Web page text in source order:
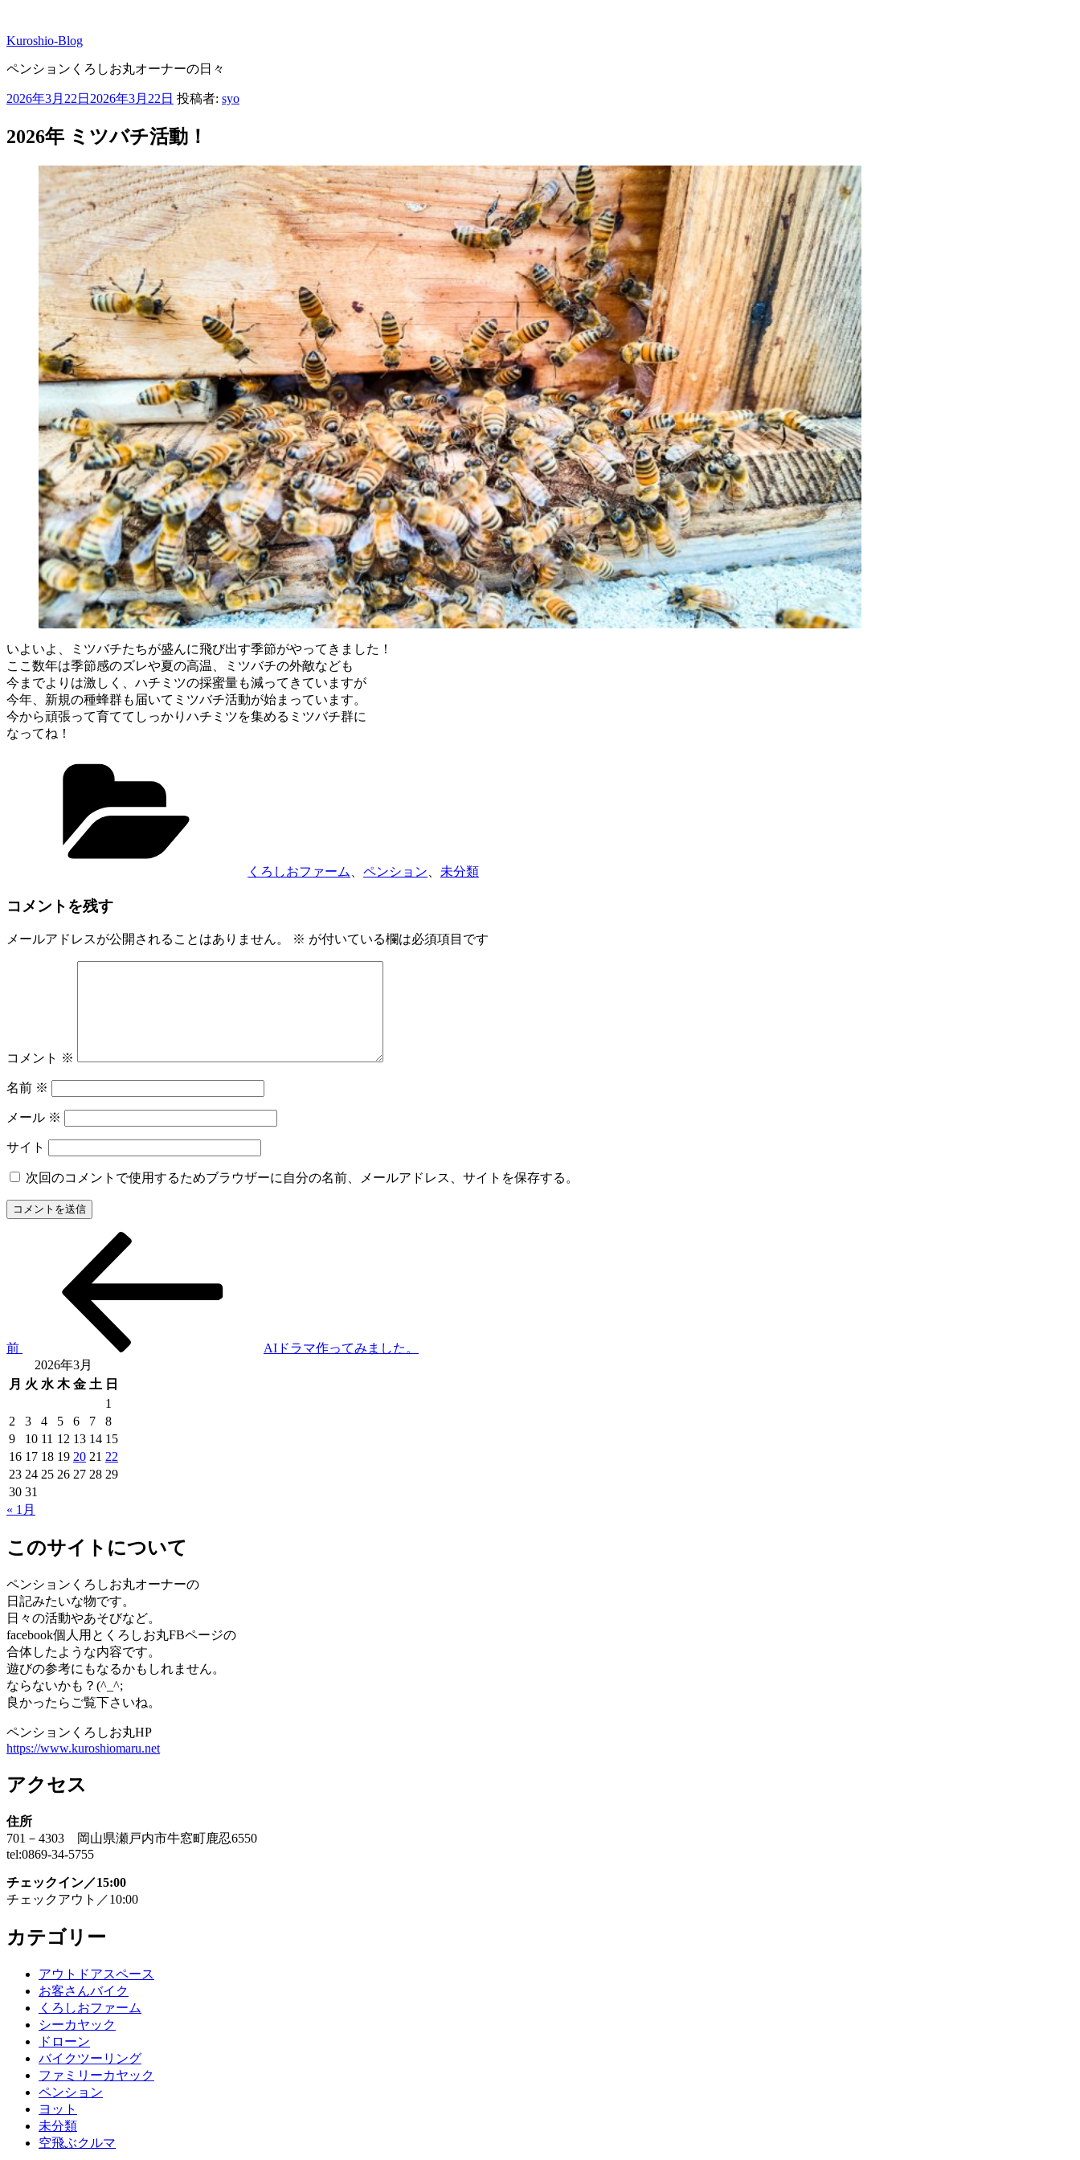
テ
ン
へ
キ
Kuroshio-Blog
ペンションくろしお丸オーナーの日々
投
日:
2026年3月22日 2026年3月22日 投稿者: syo
2026年 ミツバチ活動！
いよいよ、ミツバチたちが盛んに飛び出す季節がやってきました！
ここ数年は季節感のズレや夏の高温、ミツバチの外敵なども
今までよりは激しく、ハチミツの採蜜量も減ってきていますが
今年、新規の種蜂群も届いてミツバチ活動が始まっています。
今から頑張って育ててしっかりハチミツを集めるミツバチ群に
なってね！
くろしおファーム ペンション 未分類
コメントを残す
メールアドレスが公開されることはありません。 ※ が付いている欄は必須項目です
コメント ※
名前 ※
メール ※
サイト
次回のコメントで使用するためブラウザーに自分の名前、メールアドレス、サイトを保存する。
ゲ
ー
ョ
ン
前
AIドラマ作ってみました。
2026年3月
月 火 水 木 金 土 日
1
2
3 4 5 6 7
8
9
10 11 12 13 14 15
16 17 18 19 20 21 22
23 24 25 26 27 28 29
30 31
« 1月
このサイトについて
ペンションくろしお丸オーナーの
日記みたいな物です。
日々の活動やあそびなど。
facebook個人用とくろしお丸FBページの
合体したような内容です。
遊びの参考にもなるかもしれません。
ならないかも？(^_^;
良かったらご覧下さいね。
ペンションくろしお丸HP
https://www.kuroshiomaru.net
アクセス
住所
701－4303 岡山県瀬戸内市牛窓町鹿忍6550
tel:0869-34-5755
チェックイン／15:00
チェックアウト／10:00
カテゴリー
アウトドアスペース
お客さんバイク
くろしおファーム
シーカヤック
ドローン
バイクツーリング
ファミリーカヤック
ペンション
ヨット
未分類
空飛ぶクルマ